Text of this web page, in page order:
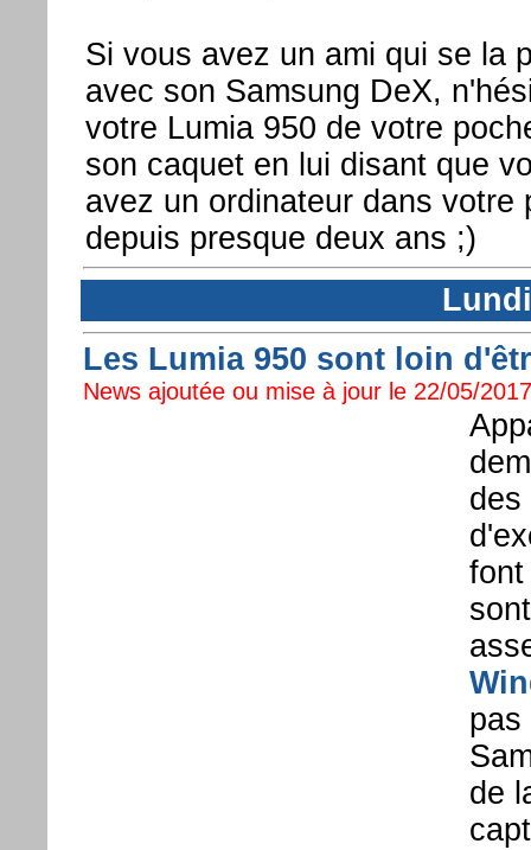
Si vous avez un ami qui se la
avec son Samsung DeX,
votre Lumia 950 de votre
son caquet en lui disant que
avez un ordinateur dans votre
depuis presque deux ans ;)
Les Lumia 950 sont loin
News ajoutée ou mise à jour le 22/05/
des
font
pas
de